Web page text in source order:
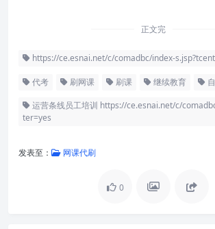
正文完
https://ce.esnai.net/c/comadbc/index-
代考 刷网课 刷课 继续教育
运营条线员工培训 https://ce.esnai.net/c/
ter=yes
发表至： 网课代刷
0